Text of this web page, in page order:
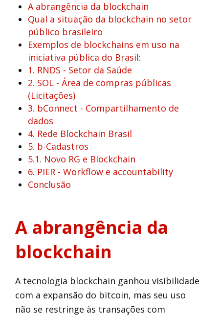
A abrangência da blockchain
Qual a situação da blockchain no setor
público brasileiro
Exemplos de blockchains em uso na
iniciativa pública do Brasil:
1. RNDS - Setor da Saúde
2. SOL - Área de compras públicas
(Licitações)
3. bConnect - Compartilhamento de
dados
4. Rede Blockchain Brasil
5. b-Cadastros
5.1. Novo RG e Blockchain
6. PIER - Workflow e accountability
Conclusão
A abrangência da
blockchain
A tecnologia blockchain ganhou visibilidade
com a expansão do bitcoin, mas seu uso
não se restringe às transações com